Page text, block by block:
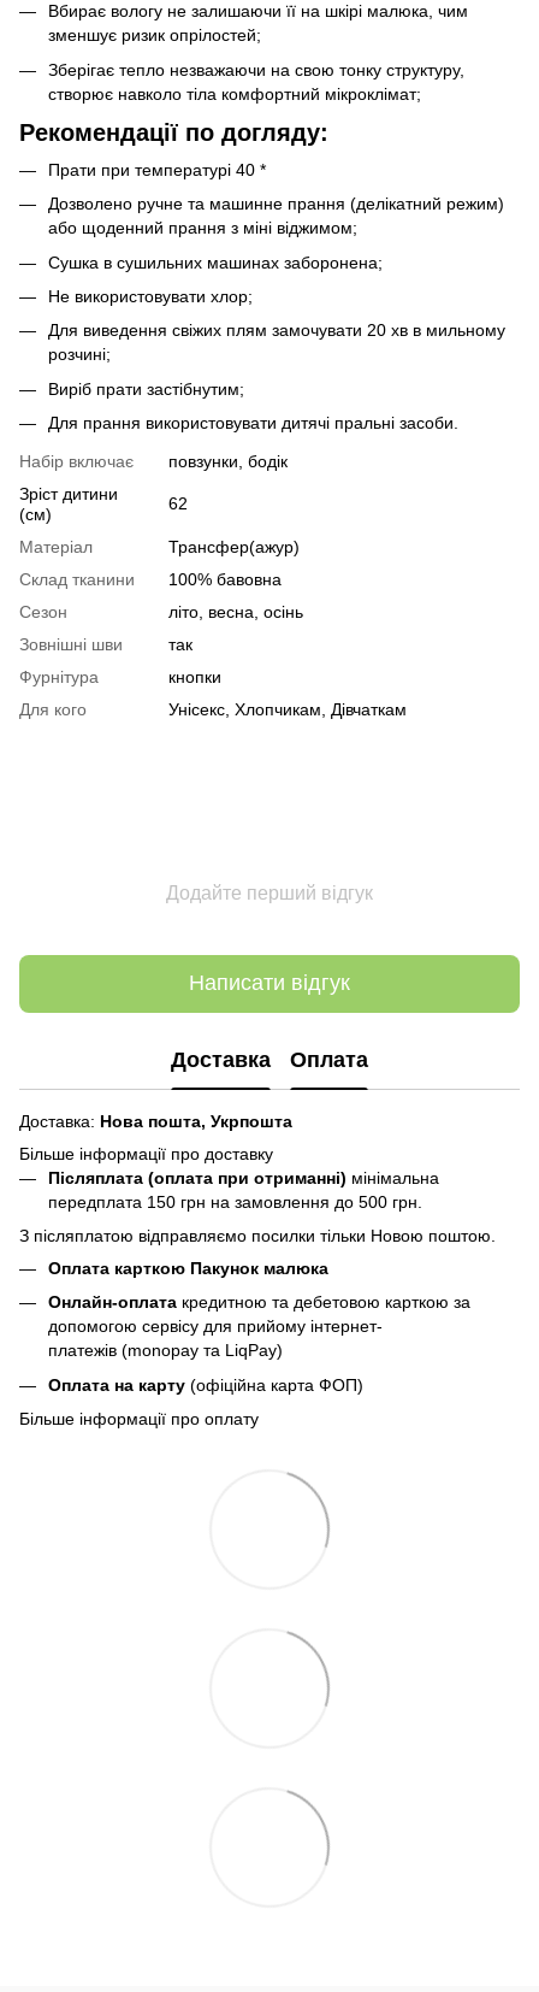
Вбирає вологу не залишаючи її на шкірі малюка, чим
зменшує ризик опрілостей;
Зберігає тепло незважаючи на свою тонку структуру,
створює навколо тіла комфортний мікроклімат;
Рекомендації по догляду:
Прати при температурі 40 *
Дозволено ручне та машинне прання (делікатний режим)
або щоденний прання з міні віджимом;
Сушка в сушильних машинах заборонена;
Не використовувати хлор;
Для виведення свіжих плям замочувати 20 хв в мильному
розчині;
Виріб прати застібнутим;
Для прання використовувати дитячі пральні засоби.
Набір включає
повзунки, бодік
Зріст дитини
(см)
62
Матеріал
Трансфер(ажур)
Склад тканини
100% бавовна
Сезон
літо, весна, осінь
Зовнішні шви
так
Фурнітура
кнопки
Для кого
Унісекс, Хлопчикам, Дівчаткам
Додайте перший відгук
Написати відгук
Доставка Оплата
Доставка: Нова пошта, Укрпошта
Більше інформації про доставку
Післяплата (оплата при отриманні) мінімальна
передплата 150 грн на замовлення до 500 грн.
З післяплатою відправляємо посилки тільки Новою поштою.
Оплата карткою Пакунок малюка
Онлайн-оплата кредитною та дебетовою карткою за
допомогою сервісу для прийому інтернет-
платежів (monopay та LiqPay)
Оплата на карту (офіційна карта ФОП)
Більше інформації про оплату